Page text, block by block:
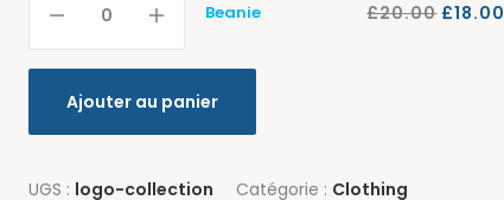
Beanie £20.00 £18.00
Ajouter au panier
UGS : logo-collection Catégorie : Clothing